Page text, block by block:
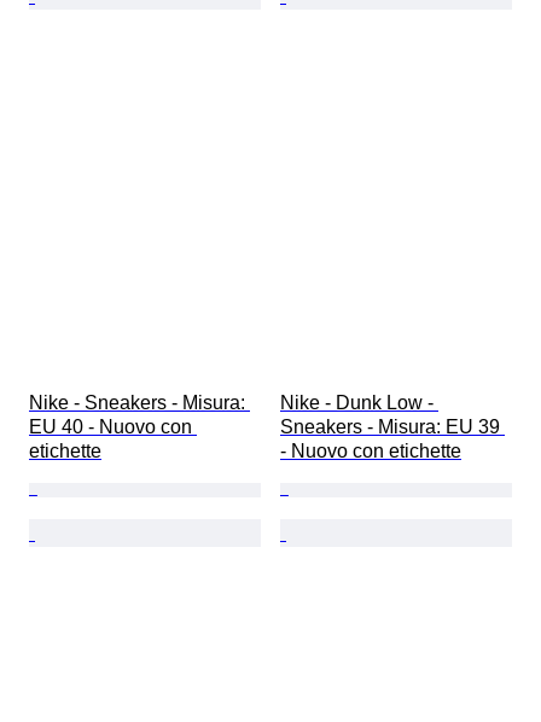
Nike - Sneakers - Misura:
EU 40 - Nuovo con
etichette
Nike - Dunk Low -
Sneakers - Misura: EU 39
- Nuovo con etichette